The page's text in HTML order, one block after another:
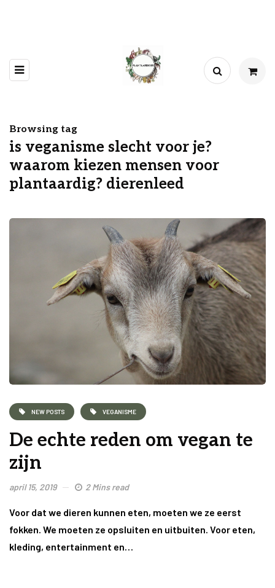
Browsing tag
is veganisme slecht voor je?
waarom kiezen mensen voor
plantaardig? dierenleed
NEW POSTS VEGANISME
De echte reden om vegan te
zijn
april 15, 2019 2 Mins read
Voor dat we dieren kunnen eten, moeten we ze eerst
fokken. We moeten ze opsluiten en uitbuiten. Voor eten,
kleding, entertainment en…